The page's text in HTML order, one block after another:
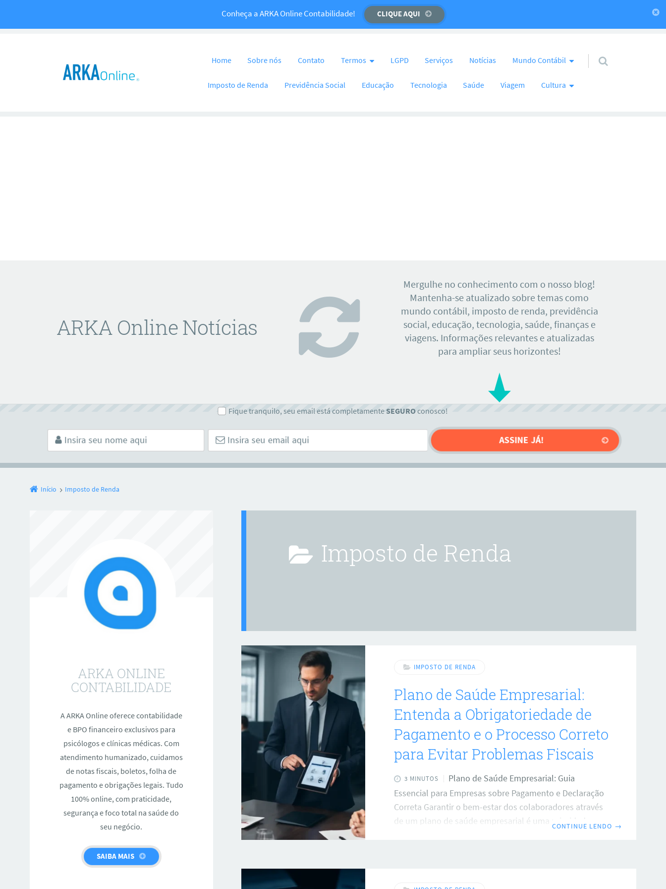
Temos um recado importante para você! CLIQUE AQUI
Conheça a ARKA Online Contabilidade! CLIQUE AQUI
Home Sobre nós Contato Termos LGPD Serviços Notícias Mundo Contábil
Imposto de Renda Previdência Social Educação Tecnologia Saúde Viagem Cultura
ARKA Online Notícias
Mergulhe no conhecimento com o nosso blog!
Mantenha-se atualizado sobre temas como
mundo contábil, imposto de renda, previdência
social, educação, tecnologia, saúde, finanças e
viagens. Informações relevantes e atualizadas
para ampliar seus horizontes!
Fique tranquilo, seu email está completamente SEGUROconosco!
Início Imposto de Renda
Imposto de Renda
IMPOSTO DE RENDA
Plano de Saúde Empresarial:
Entenda a Obrigatoriedade de
Pagamento e o Processo Correto
para Evitar Problemas Fiscais
3 MINUTOS
Plano de Saúde Empresarial: Guia
Essencial para Empresas sobre Pagamento e Declaração
Correta Garantir o bem-estar dos colaboradores através
de um plano de saúde empresarial é uma prioridade
CONTINUE LENDO →
ARKA ONLINE
CONTABILIDADE
A ARKA Online oferece contabilidade
e BPO financeiro exclusivos para
psicólogos e clínicas médicas. Com
atendimento humanizado, cuidamos
de notas fiscais, boletos, folha de
pagamento e obrigações legais. Tudo
100% online, com praticidade,
segurança e foco total na saúde do
seu negócio.
SAIBA MAIS